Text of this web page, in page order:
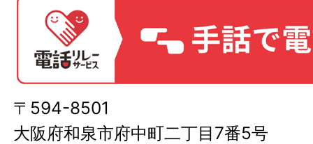
〒594-8501
大阪府和泉市府中町二丁目7番5号